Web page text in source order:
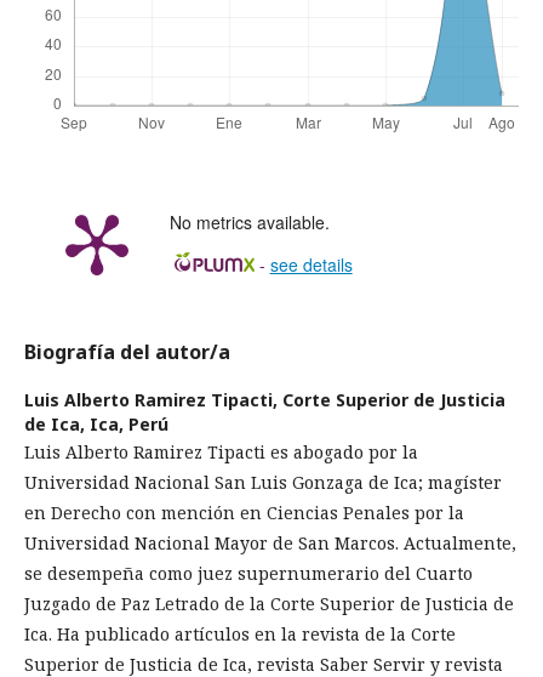
No metrics available.
- see details
Biografía del autor/a
Luis Alberto Ramirez Tipacti, Corte Superior de Justicia
de Ica, Ica, Perú
Luis Alberto Ramirez Tipacti es abogado por la
Universidad Nacional San Luis Gonzaga de Ica; magíster
en Derecho con mención en Ciencias Penales por la
Universidad Nacional Mayor de San Marcos. Actualmente,
se desempeña como juez supernumerario del Cuarto
Juzgado de Paz Letrado de la Corte Superior de Justicia de
Ica. Ha publicado artículos en la revista de la Corte
Superior de Justicia de Ica, revista Saber Servir y revista